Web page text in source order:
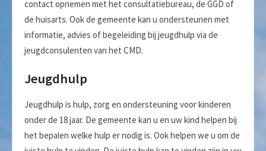
contact opnemen met het consultatiebureau, de GGD of
de huisarts. Ook de gemeente kan u ondersteunen met
informatie, advies of begeleiding bij jeugdhulp via de
jeugdconsulenten van het CMD.
Jeugdhulp
Jeugdhulp is hulp, zorg en ondersteuning voor kinderen
onder de 18 jaar. De gemeente kan u en uw kind helpen bij
het bepalen welke hulp er nodig is. Ook helpen we u om de